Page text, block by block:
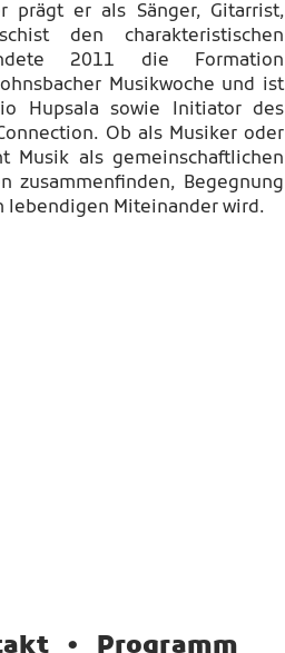
prägt er als Sänger, Gitarrist,
den charakteristischen
2011 die Formation
Musikwoche und ist
Hupsala sowie Initiator des
Ob als Musiker oder
Musik als gemeinschaftlichen
zusammenfinden, Begegnung
lebendigen Miteinander wird.
•